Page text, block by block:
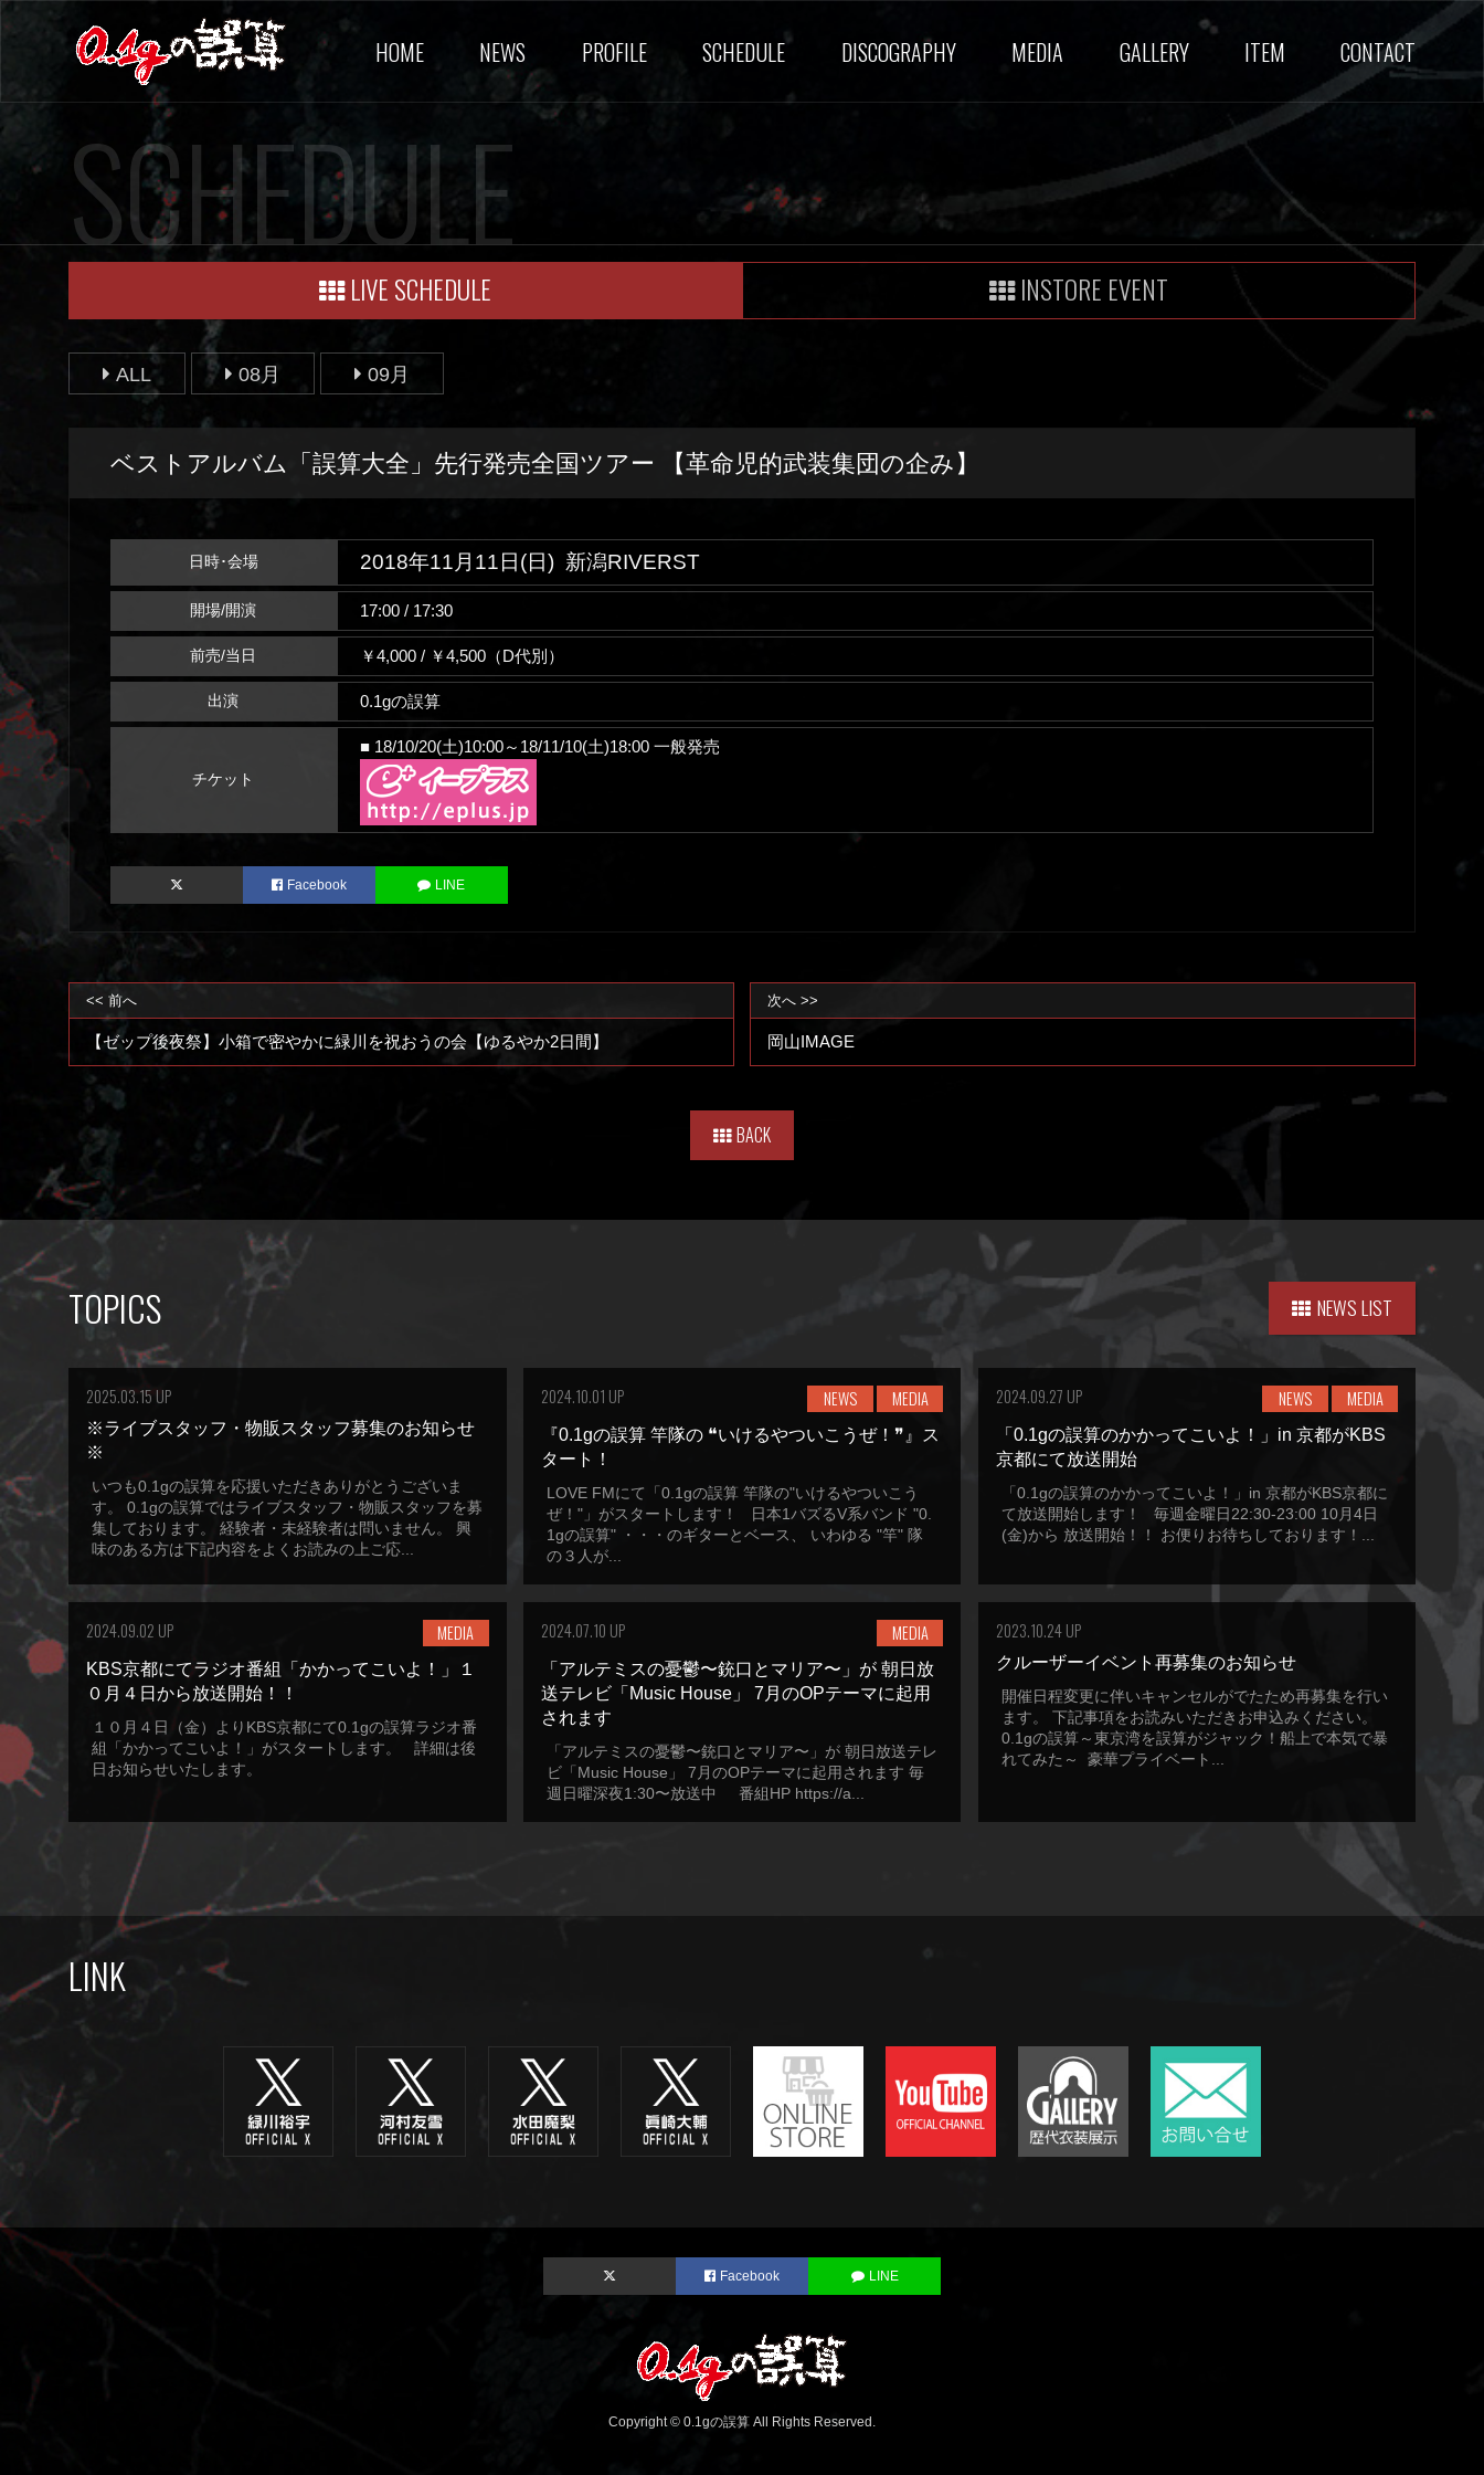
HOME NEWS PROFILE SCHEDULE DISCOGRAPHY MEDIA GALLERY ITEM CONTACT
SCHEDULE
LIVE SCHEDULE INSTORE EVENT
ALL 08月 09月
ベストアルバム「誤算大全」先行発売全国ツアー 【革命児的武装集団の企み】
日時･会場 2018年11月11日(日) 新潟RIVERST
開場/開演 17:00 / 17:30
前売/当日 ￥4,000 / ￥4,500（D代別）
出演 0.1gの誤算
チケット
■ 18/10/20(土)10:00～18/11/10(土)18:00 一般発売
Facebook LINE
<< 前へ
【ゼップ後夜祭】小箱で密やかに緑川を祝おうの会【ゆるやか2日間】
次へ >>
岡山IMAGE
BACK
TOPICS NEWS LIST
2025.03.15 UP
※ライブスタッフ・物販スタッフ募集のお知らせ
※
いつも0.1gの誤算を応援いただきありがとうございま
す。 0.1gの誤算ではライブスタッフ・物販スタッフを募
集しております。 経験者・未経験者は問いません。 興
味のある方は下記内容をよくお読みの上ご応...
2024.10.01 UP NEWS MEDIA
『0.1gの誤算 竿隊の ❝いけるやついこうぜ！❞』ス
タート！
LOVE FMにて「0.1gの誤算 竿隊の"いけるやついこう
ぜ！"」がスタートします！ 日本1バズるV系バンド "0.
1gの誤算" ・・・のギターとベース、 いわゆる "竿" 隊
の３人が...
2024.09.27 UP NEWS MEDIA
「0.1gの誤算のかかってこいよ！」in 京都がKBS
京都にて放送開始
「0.1gの誤算のかかってこいよ！」in 京都がKBS京都に
て放送開始します！ 毎週金曜日22:30-23:00 10月4日
(金)から 放送開始！！ お便りお待ちしております！...
2024.09.02 UP MEDIA
KBS京都にてラジオ番組「かかってこいよ！」１
０月４日から放送開始！！
１０月４日（金）よりKBS京都にて0.1gの誤算ラジオ番
組「かかってこいよ！」がスタートします。 詳細は後
日お知らせいたします。
2024.07.10 UP MEDIA
「アルテミスの憂鬱〜銃口とマリア〜」が 朝日放
送テレビ「Music House」 7月のOPテーマに起用
されます
「アルテミスの憂鬱〜銃口とマリア〜」が 朝日放送テレ
ビ「Music House」 7月のOPテーマに起用されます 毎
週日曜深夜1:30〜放送中 番組HP https://a...
2023.10.24 UP
クルーザーイベント再募集のお知らせ
開催日程変更に伴いキャンセルがでたため再募集を行い
ます。 下記事項をお読みいただきお申込みください。
0.1gの誤算～東京湾を誤算がジャック！船上で本気で暴
れてみた～ 豪華プライベート...
LINK
Facebook LINE
Copyright © 0.1gの誤算 All Rights Reserved.